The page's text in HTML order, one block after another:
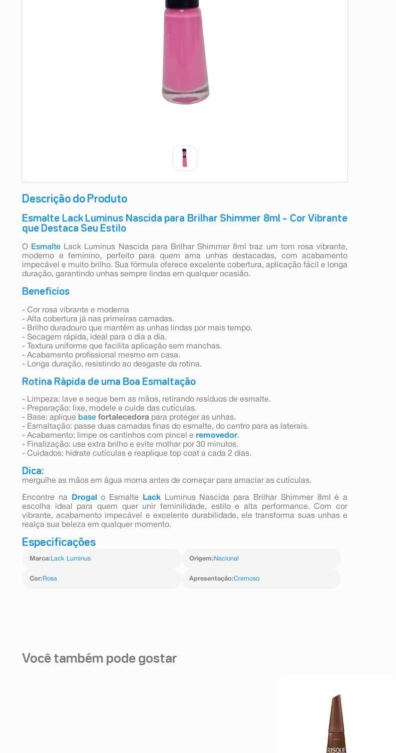
Descrição do Produto
Esmalte Lack Luminus Nascida para Brilhar Shimmer 8ml – Cor Vibrante
que Destaca Seu Estilo
O Esmalte
Lack Luminus Nascida para Brilhar Shimmer 8ml traz um tom rosa vibrante,
moderno e feminino, perfeito para quem ama unhas destacadas, com acabamento
impecável e muito brilho. Sua fórmula oferece excelente cobertura, aplicação fácil e longa
duração, garantindo unhas sempre lindas em qualquer ocasião.
Benefícios
- Cor rosa vibrante e moderna
- Alta cobertura já nas primeiras camadas.
- Brilho duradouro que mantém as unhas lindas por mais tempo.
- Secagem rápida, ideal para o dia a dia.
- Textura uniforme que facilita aplicação sem manchas.
- Acabamento profissional mesmo em casa.
- Longa duração, resistindo ao desgaste da rotina.
Rotina Rápida de uma Boa Esmaltação
- Limpeza: lave e seque bem as mãos, retirando resíduos de esmalte.
- Preparação: lixe, modele e cuide das cutículas.
- Base: aplique base fortalecedora para proteger as unhas.
- Esmaltação: passe duas camadas finas do esmalte, do centro para as laterais.
- Acabamento: limpe os cantinhos com pincel e removedor.
- Finalização: use extra brilho e evite molhar por 30 minutos.
- Cuidados: hidrate cutículas e reaplique top coat a cada 2 dias.
Dica:
mergulhe as mãos em água morna antes de começar para amaciar as cutículas.
Encontre na Drogal o Esmalte Lack
Luminus Nascida para Brilhar Shimmer 8ml é a
escolha ideal para quem quer unir feminilidade, estilo e alta performance. Com cor
vibrante, acabamento impecável e excelente durabilidade, ele transforma suas unhas e
realça sua beleza em qualquer momento.
Especificações
Marca: Lack Luminus Origem: Nacional
Cor: Rosa Apresentação:Cremoso
Você também pode gostar
teste gravidez